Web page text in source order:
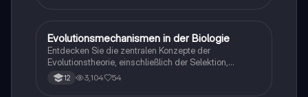
Studierende, die sich auf Prüfungen vorbereiten.
Biologie
Evolutionsmechanismen in der Biologie
Entdecken Sie die zentralen Konzepte der
Evolutionstheorie, einschließlich der Selektion,
Isolationsmechanismen und Evolutionsfaktoren wie
Mutation und Rekombination. Diese
12 3,104 54